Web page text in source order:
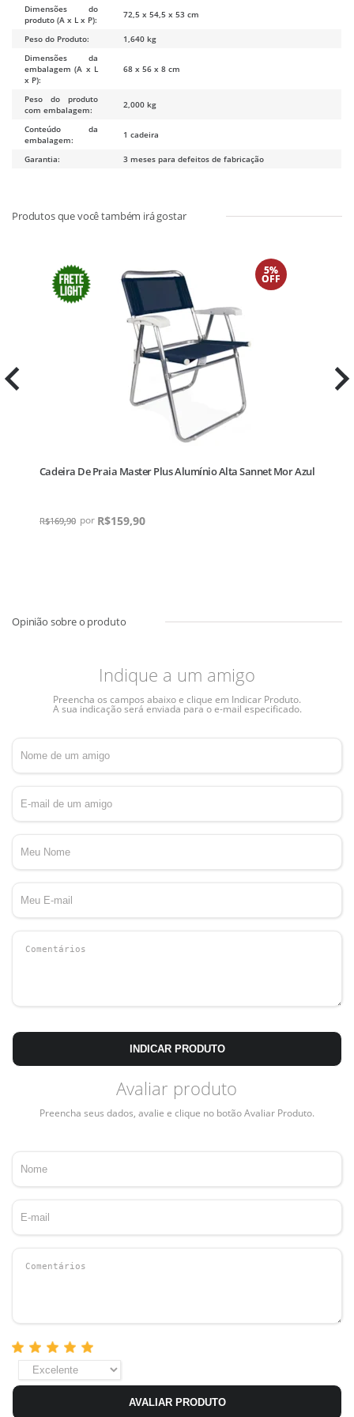
Dimensões do
produto (A x L x P):
72,5 x 54,5 x 53 cm
Peso do Produto:
1,640 kg
Dimensões da
embalagem (A x L
x P):
68 x 56 x 8 cm
Peso do produto
com embalagem:
2,000 kg
Conteúdo da
embalagem:
1 cadeira
Garantia: 3 meses para defeitos de fabricação
5%
OFF
Cadeira De Praia Master Plus Alumínio Alta Sannet Mor Azul
R$169,90 R$159,90
Indique a um amigo
Preencha os campos abaixo e clique em Indicar Produto.
A sua indicação será enviada para o e-mail especificado.
INDICAR PRODUTO
Avaliar produto
Preencha seus dados, avalie e clique no botão Avaliar Produto.
AVALIAR PRODUTO